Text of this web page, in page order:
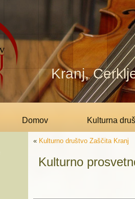
Kranj,
Domov Kulturna
« Kulturno društvo Zaščita Kranj
Kulturno